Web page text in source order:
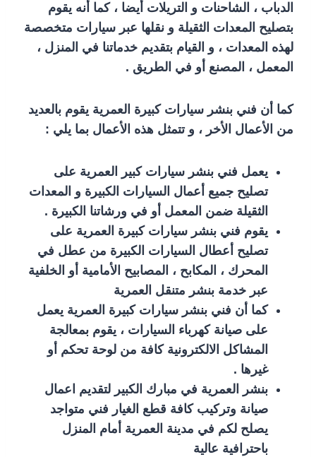
الدباب ، الشاحنات و التريلات أيضا ، كما أنه يقوم
بتصليح المعدات الثقيلة و نقلها عبر سيارات متخصصة
لهذه المعدات ، و القيام بتقديم خدماتنا في المنزل ،
المعمل ، المصنع أو في الطريق .
كما أن فني بنشر سيارات كبيرة العمرية يقوم بالعديد
من الأعمال الأخر ، و تتمثل هذه الأعمال بما يلي :
يعمل فني بنشر سيارات كبير العمرية على
تصليح جميع أعمال السيارات الكبيرة و المعدات
الثقيلة ضمن المعمل أو في ورشاتنا الكبيرة .
يقوم فني بنشر سيارات كبيرة العمرية على
تصليح أعطال السيارات الكبيرة من عطل في
المحرك ، المكابح ، المصابيح الأمامية أو الخلفية
عبر خدمة بنشر متنقل العمرية
كما أن فني بنشر سيارات كبيرة العمرية يعمل
على صيانة كهرباء السيارات ، يقوم بمعالجة
المشاكل الالكترونية كافة من لوحة تحكم أو
غيرها .
بنشر العمرية في مبارك الكبير لتقديم اعمال
صيانة وتركيب كافة قطع الغيار فني متواجد
يصلح لكم في مدينة العمرية أمام المنزل
باحترافية عالية